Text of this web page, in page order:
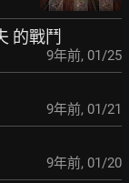
的戰鬥
9年前, 01/25
9年前, 01/21
9年前, 01/20